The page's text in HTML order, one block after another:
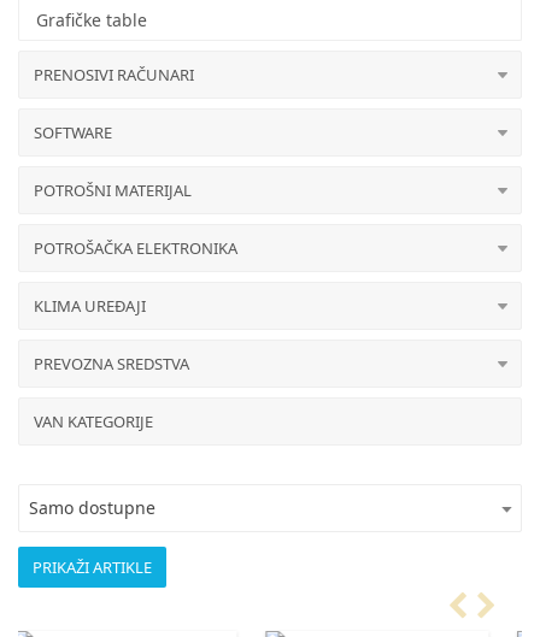
Grafičke table
PRENOSIVI RAČUNARI
SOFTWARE
POTROŠNI MATERIJAL
POTROŠAČKA ELEKTRONIKA
KLIMA UREĐAJI
PREVOZNA SREDSTVA
VAN KATEGORIJE
Samo dostupne